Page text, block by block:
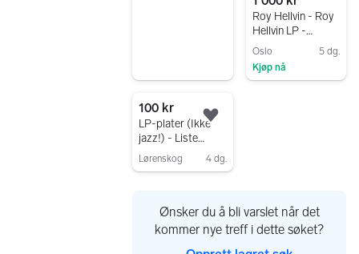
Roy Hellvin - Roy
Hellvin LP -
Sjelden norsk jazz
Oslo
5 dg.
Kjøp nå
100 kr
LP-plater (Ikke
jazz!) - Liste
oppdatert 19. juli
Lørenskog 4 dg.
Ønsker du å bli varslet når det
kommer nye treff i dette søket?